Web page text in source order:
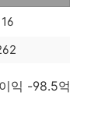
익 -98.5억